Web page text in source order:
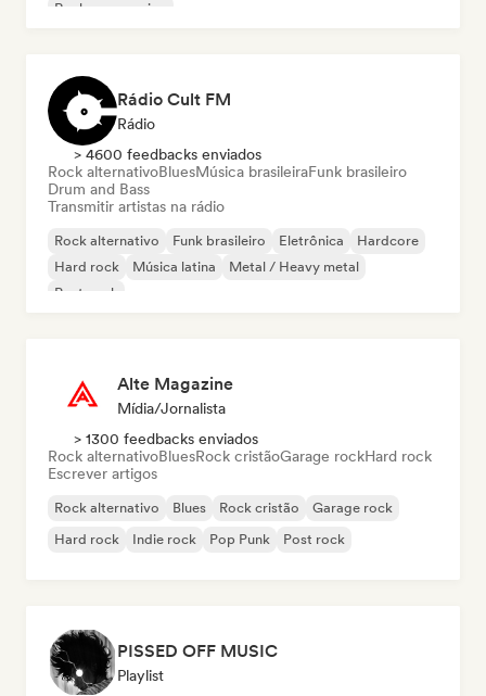
Rock progressivo
Rádio Cult FM
Rádio
> 4600 feedbacks enviados
Rock alternativoBluesMúsica brasileiraFunk brasileiro
Drum and Bass
Transmitir artistas na rádio
Rock alternativo Funk brasileiro Eletrônica
Hardcore
Hard rock
Música latina
Metal / Heavy metal
Post punk
Alte Magazine
Mídia/Jornalista
> 1300 feedbacks enviados
Rock alternativoBluesRock cristãoGarage rockHard rock
Escrever artigos
Rock alternativo Blues Rock cristão
Garage rock
Hard rock
Indie rock Pop Punk Post rock
PISSED OFF MUSIC
Playlist